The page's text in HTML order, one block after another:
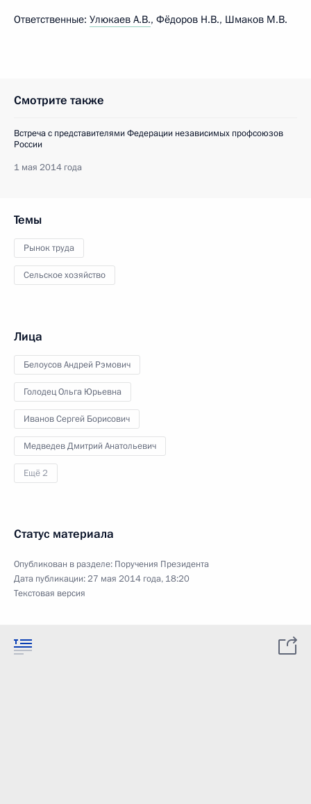
Ответственные: Улюкаев А.В., Фёдоров Н.В., Шмаков М.В.
Смотрите также
Встреча с представителями Федерации независимых профсоюзов
России
1 мая 2014 года
Темы
Рынок труда
Сельское хозяйство
Лица
Белоусов Андрей Рэмович
Голодец Ольга Юрьевна
Иванов Сергей Борисович
Медведев Дмитрий Анатольевич
Ещё 2
Статус материала
Опубликован в разделе: Поручения Президента
Дата публикации:27 мая 2014 года, 18:20
Текстовая версия